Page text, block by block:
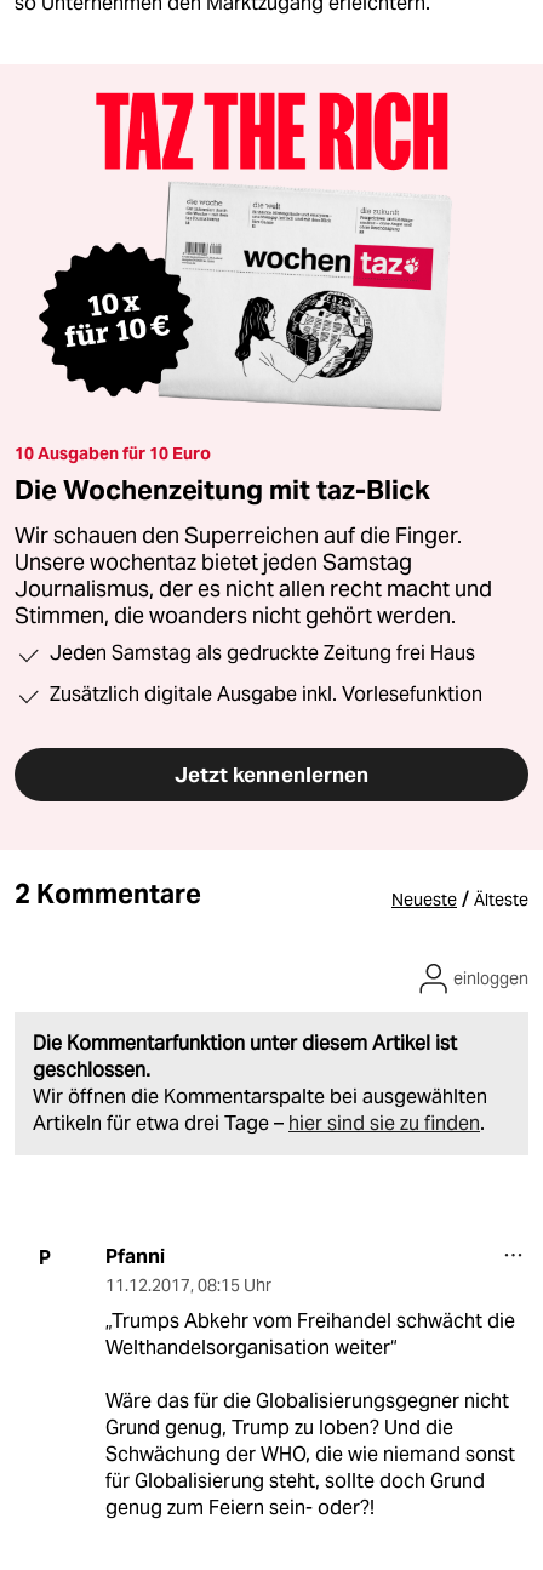
10 Ausgaben für 10 Euro
Die Wochenzeitung mit taz-Blick
Wir schauen den Superreichen auf die Finger.
Unsere wochentaz bietet jeden Samstag
Journalismus, der es nicht allen recht macht und
Stimmen, die woanders nicht gehört werden.
Jeden Samstag als gedruckte Zeitung frei Haus
Zusätzlich digitale Ausgabe inkl. Vorlesefunktion
Jetzt kennenlernen
2 Kommentare Neueste / Älteste
Die Kommentarfunktion unter diesem Artikel ist
geschlossen.
Wir öffnen die Kommentarspalte bei ausgewählten
Artikeln für etwa drei Tage – hier sind sie zu finden.
einloggen
P Pfanni
11.12.2017, 08:15 Uhr
„Trumps Abkehr vom Freihandel schwächt die
Welthandelsorganisation weiter“
Wäre das für die Globalisierungsgegner nicht
Grund genug, Trump zu loben? Und die
Schwächung der WHO, die wie niemand sonst
für Globalisierung steht, sollte doch Grund
genug zum Feiern sein- oder?!